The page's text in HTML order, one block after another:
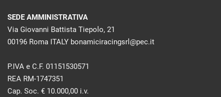
SEDE AMMINISTRATIVA
Via Giovanni Battista Tiepolo, 21
00196 Roma ITALY bonamiciracingsrl@pec.it
P.IVA e C.F. 01151530571
REA RM-1747351
Cap. Soc. € 10.000,00 i.v.